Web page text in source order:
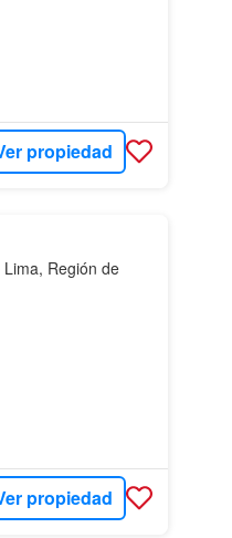
propiedad
Región de
propiedad